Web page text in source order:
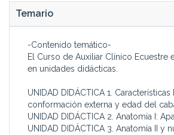
Temario
-Contenido temático-
El Curso de Auxiliar Clínico Ecuestre
en unidades didácticas.
UNIDAD DIDÁCTICA 1. Características
conformación externa y edad del
UNIDAD DIDÁCTICA 2. Anatomía I:
UNIDAD DIDÁCTICA 3. Anatomía II y